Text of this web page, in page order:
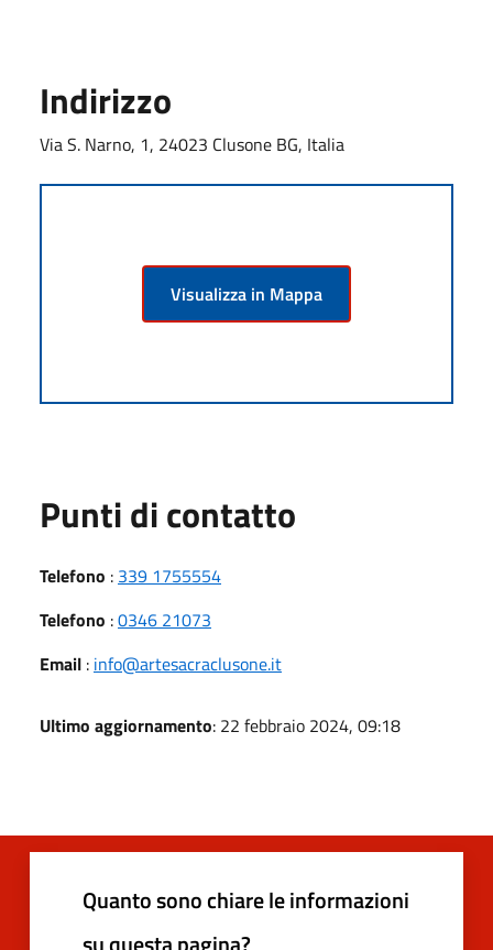
Indirizzo
Via S. Narno, 1, 24023 Clusone BG, Italia
Visualizza in Mappa
Punti di contatto
Telefono : 339 1755554
Telefono :0346 21073
Email : info@artesacraclusone.it
Ultimo aggiornamento: 22 febbraio 2024, 09:18
Quanto sono chiare le informazioni